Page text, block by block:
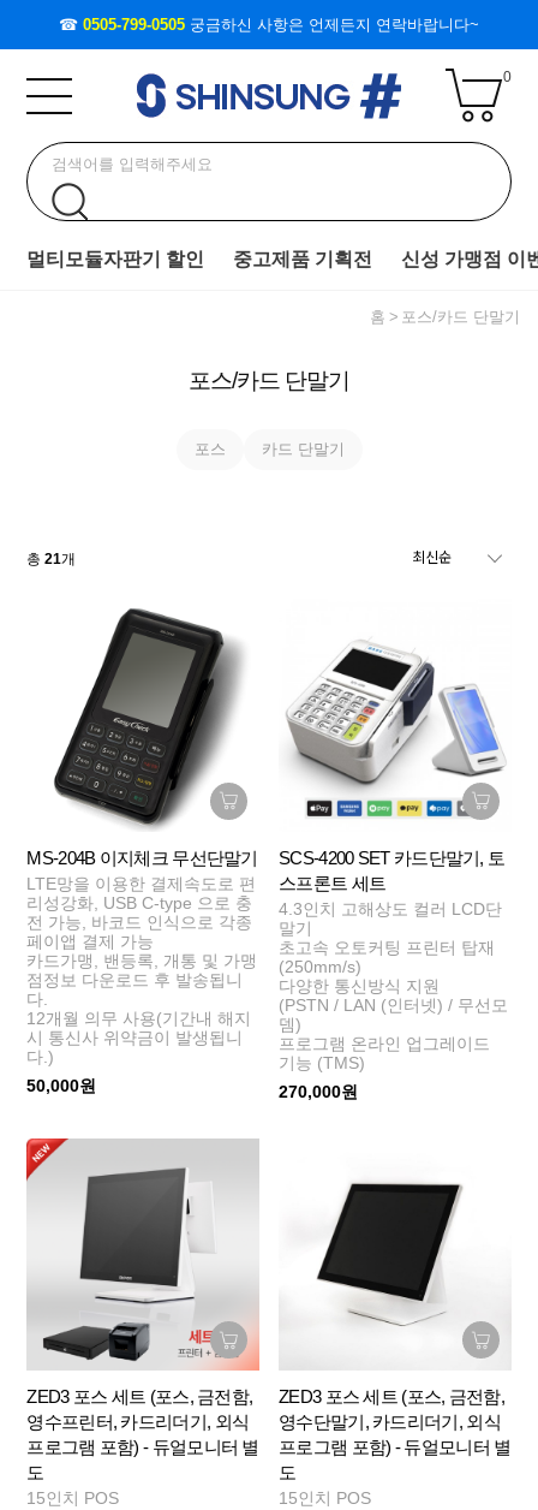
☎ 0505-799-0505 궁금하신 사항은 언제든지 연락바랍니다~
0
멀티모듈자판기 할인 중고제품 기획전 신성 가맹점 이
홈 포스/카드 단말기
포스/카드 단말기
포스 카드 단말기
총21개
MS-204B 이지체크 무선단말기
LTE망을 이용한 결제속도로 편
리성강화, USB C-type 으로 충
전 가능, 바코드 인식으로 각종
페이앱 결제 가능
카드가맹, 밴등록, 개통 및 가맹
점정보 다운로드 후 발송됩니
다.
12개월 의무 사용(기간내 해지
시 통신사 위약금이 발생됩니
다.)
50,000원
SCS-4200 SET 카드단말기, 토
스프론트 세트
4.3인치 고해상도 컬러 LCD단
말기
초고속 오토커팅 프린터 탑재
(250mm/s)
다양한 통신방식 지원
(PSTN / LAN (인터넷) / 무선모
뎀)
프로그램 온라인 업그레이드
기능 (TMS)
270,000원
ZED3 포스 세트 (포스, 금전함,
영수프린터, 카드리더기, 외식
프로그램 포함) - 듀얼모니터 별
도
15인치 POS
ZED3 포스 세트 (포스, 금전함,
영수단말기, 카드리더기, 외식
프로그램 포함) - 듀얼모니터 별
도
15인치 POS